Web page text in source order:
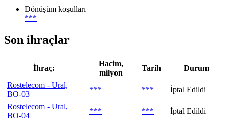
Dönüşüm koşulları
***
Son ihraçlar
İhraç:
Hacim,
milyon
Tarih
Durum
Rostelecom - Ural,
BO-03
*** ***
İptal Edildi
Rostelecom - Ural,
BO-04
*** ***
İptal Edildi